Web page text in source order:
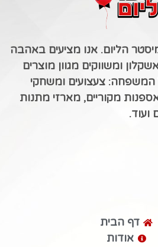
הליום. אנו מציעים באהבה
ומשווקים מגוון מוצרים
צעצועים ומשחקי
מקוריים, מארזי מתנות
ועוד.
דף הבית
אודות